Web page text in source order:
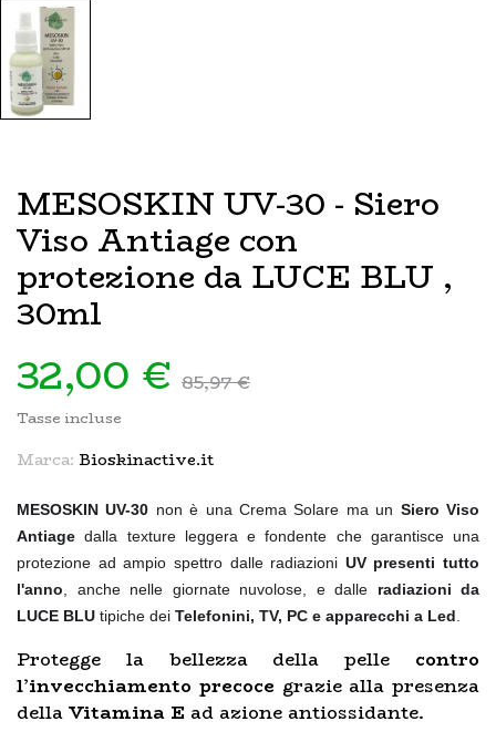
MESOSKIN UV-30 - Siero
Viso Antiage con
protezione da LUCE BLU ,
30ml
32,00 € 85,97 €
Tasse incluse
Marca: Bioskinactive.it
MESOSKIN UV-30 non è una Crema Solare ma un Siero Viso
Antiage dalla texture leggera e fondente che garantisce una
protezione ad ampio spettro dalle radiazioni UV presenti tutto
l'anno , anche nelle giornate nuvolose, e dalle radiazioni da
LUCE BLU tipiche dei Telefonini, TV, PC e apparecchi a Led
Protegge la bellezza della pelle contro
l’invecchiamento precoce grazie alla presenza
della Vitamina E ad azione antiossidante.